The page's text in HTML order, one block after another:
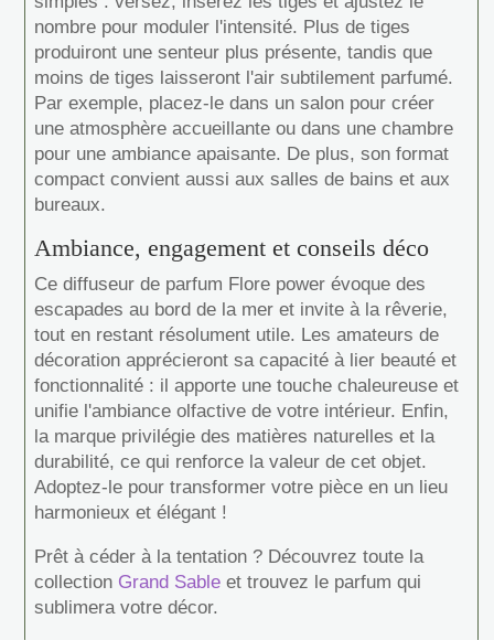
nombre pour moduler l'intensité. Plus de tiges
produiront une senteur plus présente, tandis que
moins de tiges laisseront l'air subtilement parfumé.
Par exemple, placez-le dans un salon pour créer
une atmosphère accueillante ou dans une chambre
pour une ambiance apaisante. De plus, son format
compact convient aussi aux salles de bains et aux
bureaux.
Ambiance, engagement et conseils déco
Ce diffuseur de parfum Flore power évoque des
escapades au bord de la mer et invite à la rêverie,
tout en restant résolument utile. Les amateurs de
décoration apprécieront sa capacité à lier beauté et
fonctionnalité : il apporte une touche chaleureuse et
unifie l'ambiance olfactive de votre intérieur. Enfin,
la marque privilégie des matières naturelles et la
durabilité, ce qui renforce la valeur de cet objet.
Adoptez-le pour transformer votre pièce en un lieu
harmonieux et élégant !
Prêt à céder à la tentation ? Découvrez toute la
collection Grand Sable et trouvez le parfum qui
sublimera votre décor.